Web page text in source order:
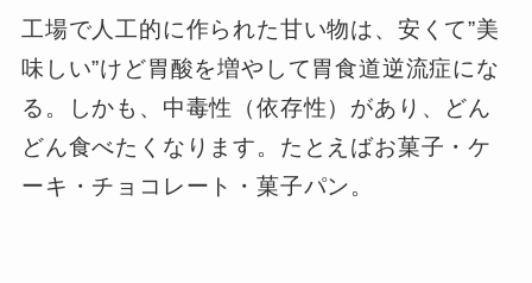
工場で人工的に作られた甘い物は、安くて”美
味しい”けど胃酸を増やして胃食道逆流症にな
る。しかも、中毒性（依存性）があり、どん
どん食べたくなります。たとえばお菓子・ケ
ーキ・チョコレート・菓子パン。